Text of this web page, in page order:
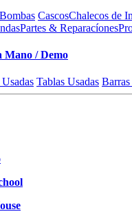
Bombas CascosChalecos de
Partes & Reparacíones
Mano / Demo
Tablas Usadas Barras